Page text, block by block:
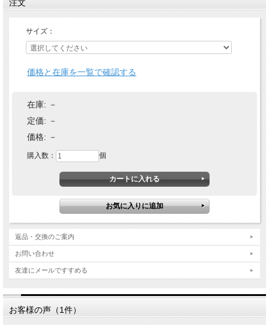
注文
サイズ：
価格と在庫を一覧で確認する
在庫: －
定価: －
価格: －
購入数： 個
返品・交換のご案内
お問い合わせ
友達にメールですすめる
お客様の声（1件）